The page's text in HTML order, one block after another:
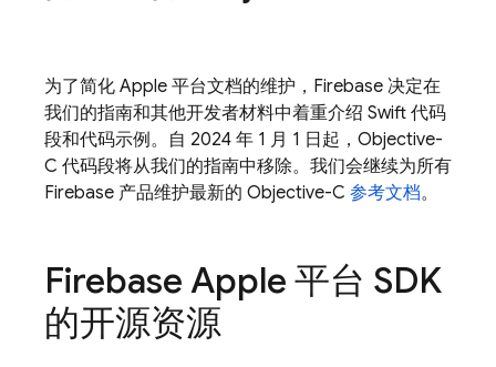
为了简化 Apple 平台文档的维护，Firebase 决定在
我们的指南和其他开发者材料中着重介绍 Swift 代码
段和代码示例。自 2024 年 1 月 1 日起，Objective-
C 代码段将从我们的指南中移除。我们会继续为所有
Firebase 产品维护最新的 Objective-C 参考文档。
Firebase Apple 平台 SDK
的开源资源